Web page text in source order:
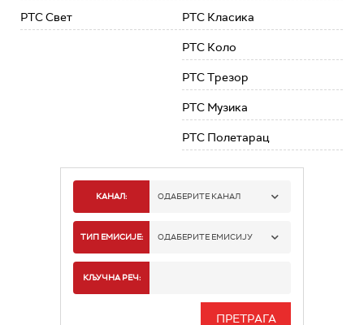
РТС Свет РТС Класика
РТС Коло
РТС Трезор
РТС Музика
РТС Полетарац
КАНАЛ: ОДАБЕРИТЕ КАНАЛ
РТС 1
РТС 3
ТИП ЕМИСИЈЕ: ОДАБЕРИТЕ ЕМИСИЈУ
КЉУЧНА РЕЧ: